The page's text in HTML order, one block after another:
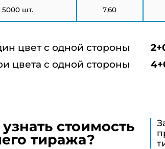
5000 шт. 7,60
цвет с одной стороны
цвета с одной стороны
стоимость
тиража?